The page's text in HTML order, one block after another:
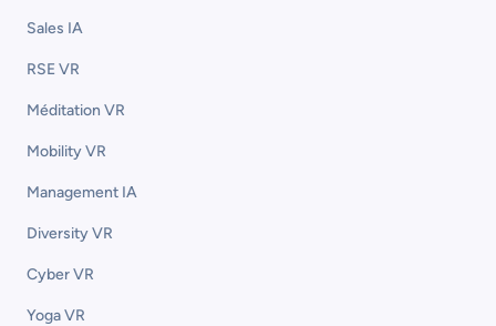
Sales IA
RSE VR
Méditation VR
Mobility VR
Management IA
Diversity VR
Cyber VR
Yoga VR